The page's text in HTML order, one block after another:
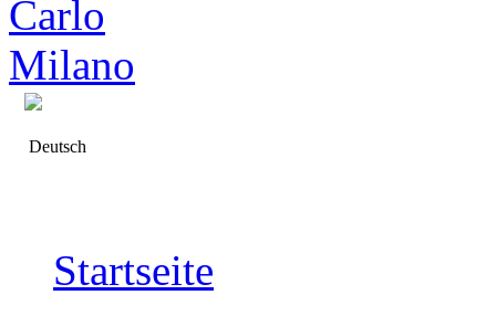
Deutsch
Startseite